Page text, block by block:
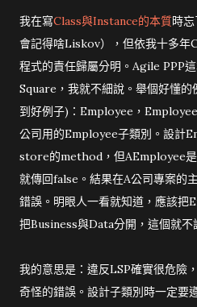
我在寫Class與Instance的本質時
會記得啥Liskov），但依我十多年
程式的責任歸屬分明。Agile PPP
Square，我就不細說。舉個好懂
到好例子)：Employee，
公司用的Employee子類別。設計
store的method，但AEmployee
就傳回false。結果在A公司專案的
錯誤。明眼人一看就知道，應該把
把Business與Data分開，這個就不
我的意思是：違反LSP確實很危險
奇怪的錯誤。設計子類別時一定要